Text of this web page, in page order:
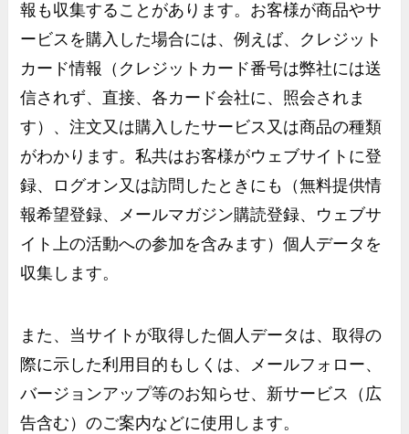
報も収集することがあります。お客様が商品やサ
ービスを購入した場合には、例えば、クレジット
カード情報（クレジットカード番号は弊社には送
信されず、直接、各カード会社に、照会されま
す）、注文又は購入したサービス又は商品の種類
がわかります。私共はお客様がウェブサイトに登
録、ログオン又は訪問したときにも（無料提供情
報希望登録、メールマガジン購読登録、ウェブサ
イト上の活動への参加を含みます）個人データを
収集します。
また、当サイトが取得した個人データは、取得の
際に示した利用目的もしくは、メールフォロー、
バージョンアップ等のお知らせ、新サービス（広
告含む）のご案内などに使用します。